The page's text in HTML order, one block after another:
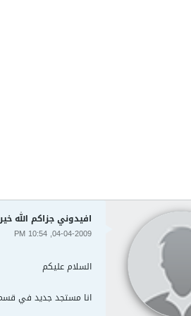
افيدوني جزاكم الله خير
04-04-2009, 10:54 PM
السلام عليكم
انا مستجد جديد في